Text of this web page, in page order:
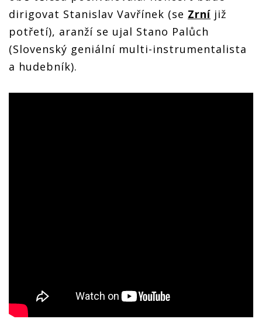
dirigovat Stanislav Vavřínek (se Zrní již
potřetí), aranží se ujal Stano Palůch
(Slovenský geniální multi-instrumentalista
a hudebník).